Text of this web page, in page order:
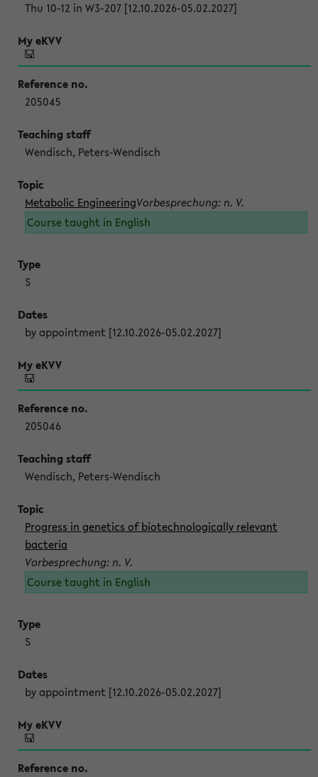
Thu 10-12 in W3-207 [12.10.2026-05.02.2027]
205045
Wendisch, Peters-Wendisch
Metabolic EngineeringVorbesprechung: n. V.
Course taught in English
S
by appointment [12.10.2026-05.02.2027]
205046
Wendisch, Peters-Wendisch
Progress in genetics of biotechnologically relevant
bacteria
Vorbesprechung: n. V.
Course taught in English
S
by appointment [12.10.2026-05.02.2027]